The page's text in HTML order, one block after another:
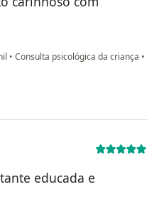
• Consulta psicológica da criança •
excluída
educada e